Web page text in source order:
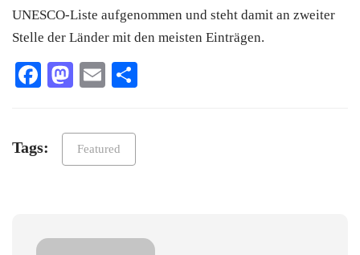
UNESCO-Liste aufgenommen und steht damit an zweiter
Stelle der Länder mit den meisten Einträgen.
Facebook
Mastodon
Email
Tags: Featured